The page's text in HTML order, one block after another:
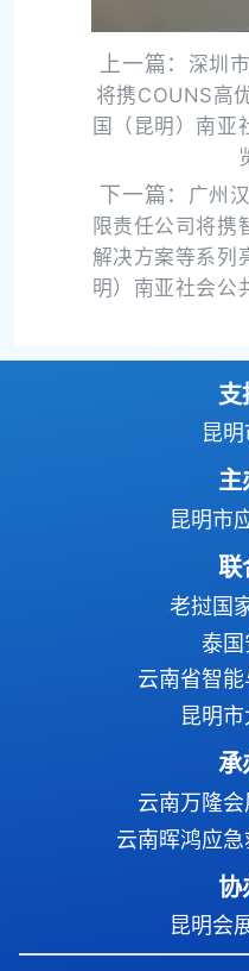
上一篇： 深圳
将携COUNS高
国（昆明）南亚
下一篇： 广州
限责任公司将携
解决方案等系列
明）南亚社会公
昆
昆明市
联
老挝国
泰
云南省智
昆明
承
云南万隆
云南晖鸿应
昆明会